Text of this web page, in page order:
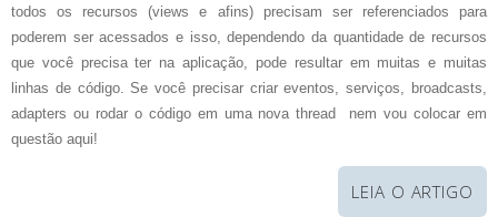
todos os recursos (views e afins) precisam ser referenciados para
poderem ser acessados e isso, dependendo da quantidade de recursos
que você precisa ter na aplicação, pode resultar em muitas e muitas
linhas de código. Se você precisar criar eventos, serviços, broadcasts,
adapters ou rodar o código em uma nova thread nem vou colocar em
questão aqui!
LEIA O ARTIGO